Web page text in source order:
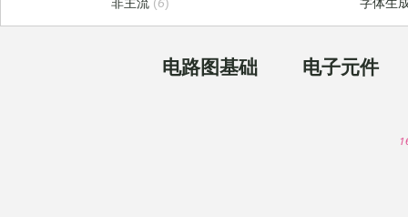
电路图基础 电子元件